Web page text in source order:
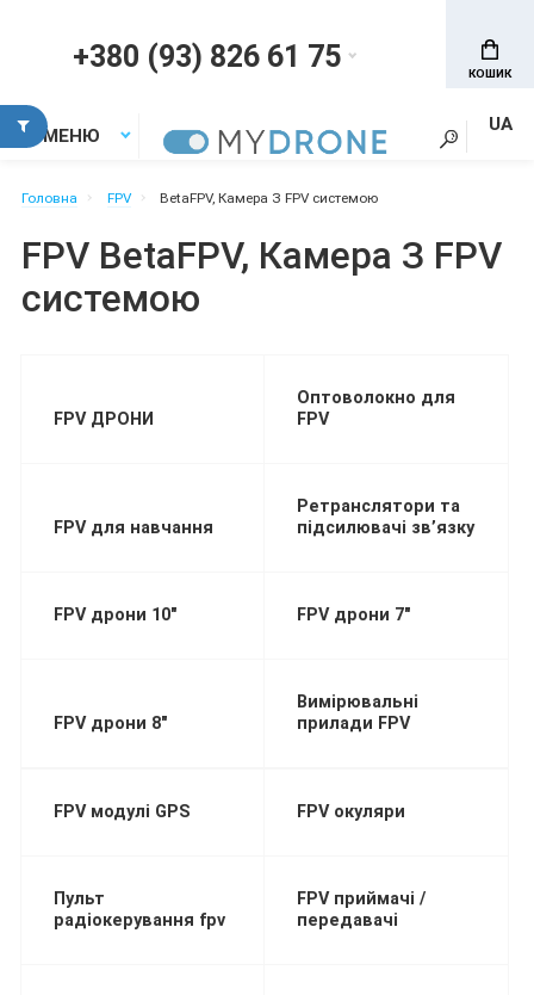
+380 (93) 826 61 75 КОШИК
МЕНЮ
UA
Головна FPV BetaFPV, Камера З FPV системою
FPV BetaFPV, Камера З FPV
системою
FPV ДРОНИ
Оптоволокно для
FPV
FPV для навчання
Ретранслятори та
підсилювачі звʼязку
FPV дрони 10" FPV дрони 7"
FPV дрони 8"
Вимірювальні
прилади FPV
FPV модулі GPS FPV окуляри
Пульт
радіокерування fpv
FPV приймачі /
передавачі